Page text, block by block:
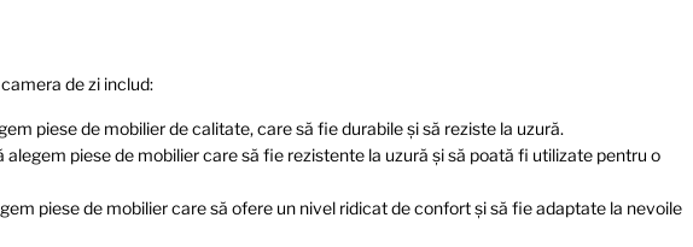
de zi includ:
piese de mobilier de calitate, care să fie durabile și să reziste la uzură.
alegem piese de mobilier care să fie rezistente la uzură și să poată fi utilizate pentru o
piese de mobilier care să ofere un nivel ridicat de confort și să fie adaptate la nevoile